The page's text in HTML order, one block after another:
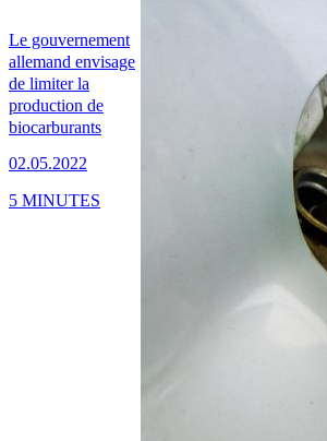
Le gouvernement
allemand envisage
de limiter la
production de
biocarburants
02.05.2022
5 MINUTES